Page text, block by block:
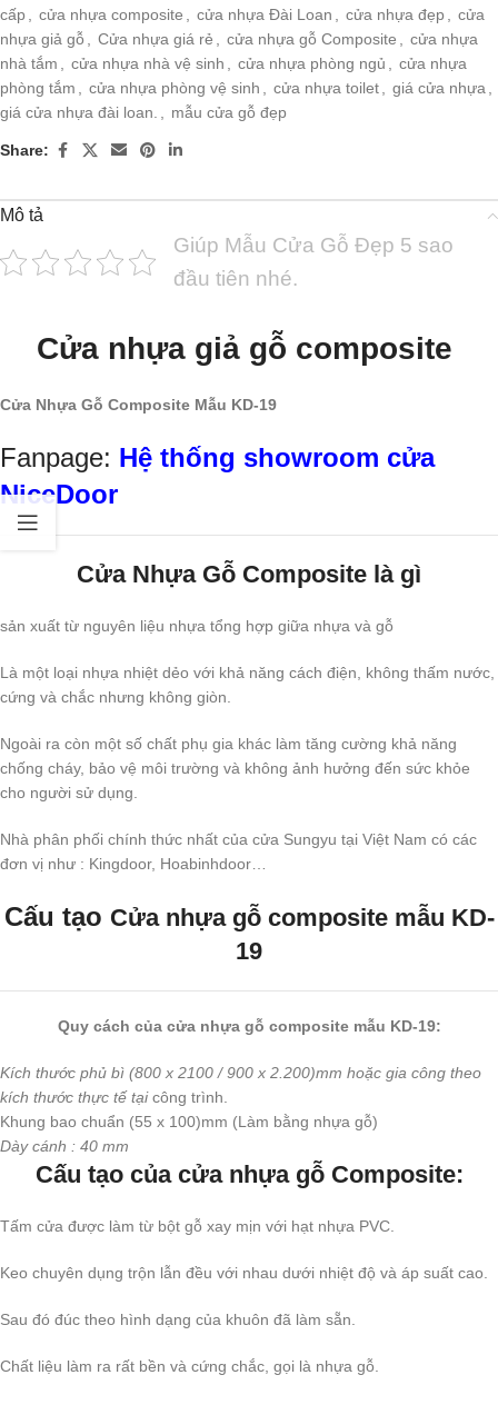
cấp
cửa nhựa composite cửa nhựa Đài Loan cửa nhựa đẹp
cửa
nhựa giả gỗ
Cửa nhựa giá rẻ cửa nhựa gỗ Composite
cửa nhựa
nhà tắm
cửa nhựa nhà vệ sinh cửa nhựa phòng ngủ
cửa nhựa
phòng tắm
cửa nhựa phòng vệ sinh cửa nhựa toilet giá cửa nhựa
giá cửa nhựa đài loan.
mẫu cửa gỗ đẹp
Share:
Mô tả
Giúp Mẫu Cửa Gỗ Đẹp 5 sao
đầu tiên nhé.
Cửa nhựa giả gỗ composite
Cửa Nhựa Gỗ Composite Mẫu KD-19
Fanpage: Hệ thống showroom cửa
NiceDoor
Cửa Nhựa Gỗ Composite là gì
sản xuất từ nguyên liệu nhựa tổng hợp giữa nhựa và gỗ
Là một loại nhựa nhiệt dẻo với khả năng cách điện, không thấm nước,
cứng và chắc nhưng không giòn.
Ngoài ra còn một số chất phụ gia khác làm tăng cường khả năng
chống cháy, bảo vệ môi trường và không ảnh hưởng đến sức khỏe
cho người sử dụng.
Nhà phân phối chính thức nhất của cửa Sungyu tại Việt Nam có các
đơn vị như : Kingdoor, Hoabinhdoor…
Cấu tạo Cửa nhựa gỗ composite mẫu KD-
19
Quy cách của cửa nhựa gỗ composite mẫu KD-19:
Kích thước phủ bì (800 x 2100 / 900 x 2.200)mm hoặc gia công theo
kích thước thực tế tạicông trình.
Khung bao chuẩn (55 x 100)mm (Làm bằng nhựa gỗ)
Dày cánh : 40 mm
Cấu tạo của cửa nhựa gỗ Composite:
Tấm cửa được làm từ bột gỗ xay mịn với hạt nhựa PVC.
Keo chuyên dụng trộn lẫn đều với nhau dưới nhiệt độ và áp suất cao.
Sau đó đúc theo hình dạng của khuôn đã làm sẵn.
Chất liệu làm ra rất bền và cứng chắc, gọi là nhựa gỗ.